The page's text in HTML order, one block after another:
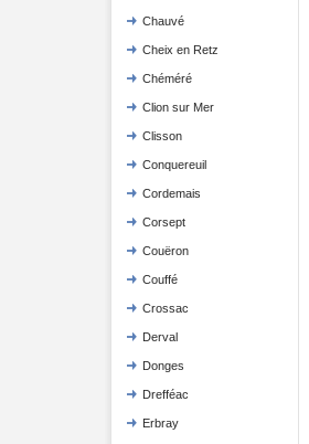
Chauvé
Cheix en Retz
Chéméré
Clion sur Mer
Clisson
Conquereuil
Cordemais
Corsept
Couëron
Couffé
Crossac
Derval
Donges
Drefféac
Erbray